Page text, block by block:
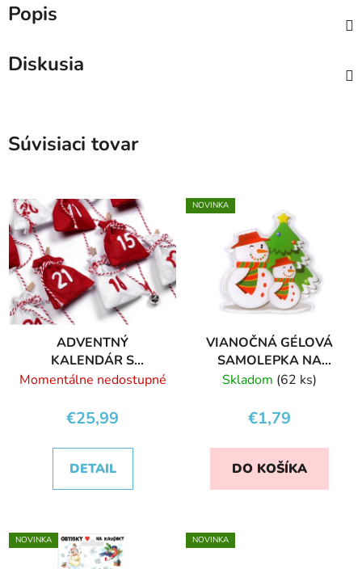
Popis
Diskusia
Súvisiaci tovar
ADVENTNÝ
KALENDÁR S
ROLNIČKAMI
Momentálne nedostupné
€25,99
DETAIL
NOVINKA
VIANOČNÁ GÉLOVÁ
SAMOLEPKA NA
OKNO
Skladom (62 ks)
€1,79
DO KOŠÍKA
NOVINKA NOVINKA